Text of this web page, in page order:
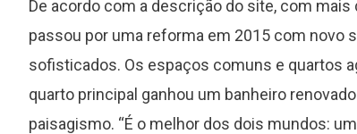
De acordo com a descrição do site, com
passou por uma reforma em 2015 com novo
sofisticados. Os espaços comuns e quartos
quarto principal ganhou um banheiro
paisagismo. “É o melhor dos dois mundos: